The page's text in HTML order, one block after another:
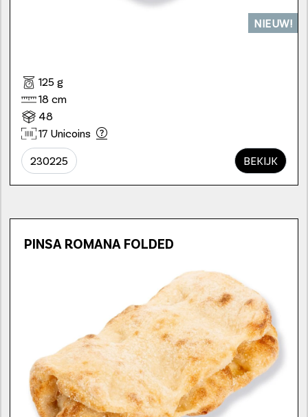
NIEUW!
125 g
18 cm
48
17 Unicoins
230225 BEKIJK
PINSA ROMANA FOLDED